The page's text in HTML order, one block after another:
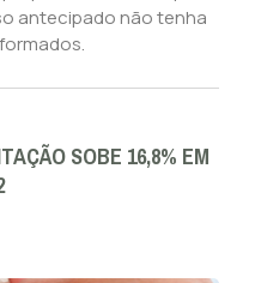
antecipado não tenha
SOBE 16,8% EM